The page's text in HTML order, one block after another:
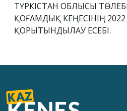
ТҮРКІСТАН ОБЛЫСЫ
ҚОҒАМДЫҚ КЕҢЕСІНІҢ
ҚОРЫТЫНДЫЛАУ ЕСЕБІ.